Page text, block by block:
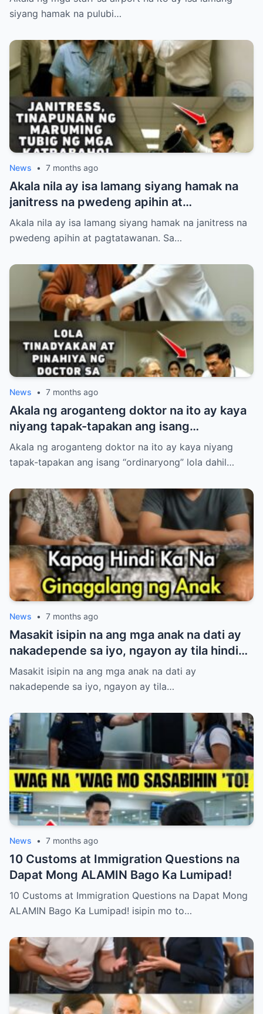
Pinigilan siyang makasakay sa eroplano at
may valid ticket siya. Ang hindi nila alam,
ang lalakeng tinitingnan nila nang mababa
ay isa sa pinakamalaking investor ng
mismong airport na iyon! Panoorin ang
matinding pasabog nang dumating ang
tunay na may-ari at halos mahimatay sa
gulat ang mga aroganteng empleyado.
siyang hamak na pulubi…
News • 7 months ago
Akala nila ay isa lamang siyang hamak na
janitress na pwedeng apihin at
pagtatawanan. Sa loob ng Dominguez
Corporate Holdings, pinahiya, sinigawan,
mga mapanghusgang katrabaho.
Akala nila ay isa lamang siyang hamak na janitress na
pwedeng apihin at pagtatawanan. Sa…
News • 7 months ago
Akala ng aroganteng doktor na ito ay kaya
niyang tapak-tapakan ang isang
“ordinaryong” lola dahil lang sa luma nitong
anyo.
Akala ng aroganteng doktor na ito ay kaya niyang
tapak-tapakan ang isang “ordinaryong” lola dahil…
News • 7 months ago
Masakit isipin na ang mga anak na dati ay
nakadepende sa iyo, ngayon ay tila hindi
na nakikinig at wala nang respeto. Binuhos
mo ang lahat—oras, pagod, at pagmamahal
mundo. Kung nararamdaman mong
binabaliwala ka na lang nila, huwag kang
magalit o sumigaw. May mas matalinong
paraan para muling makuha ang kanilang
paggalang nang hindi namimilit. Alamin ang
anim na hakbang na magtuturo sa iyo kung
paano itatayo ang iyong dignidad at halaga
bilang magulang.
Masakit isipin na ang mga anak na dati ay
nakadepende sa iyo, ngayon ay tila…
News • 7 months ago
10 Customs at Immigration Questions na
Dapat Mong ALAMIN Bago Ka Lumipad!
10 Customs at Immigration Questions na Dapat Mong
ALAMIN Bago Ka Lumipad! isipin mo to…